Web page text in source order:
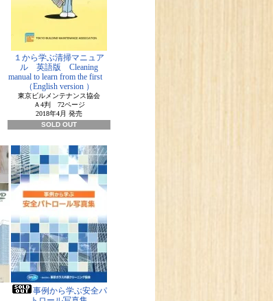
１から学ぶ清掃マニュア
ル 英語版 Cleaning
manual to learn from the first
（English version ）
東京ビルメンテナンス協会
Ａ4判 72ページ
2018年4月 発売
SOLD OUT
事例から学ぶ安全パ